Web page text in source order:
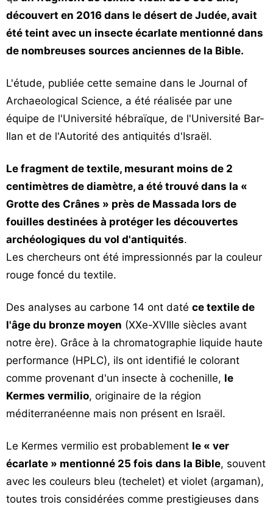
Vos
chroniques
Les
adresses
découvert en 2016 dans le désert de Judée, avait
été teint avec un insecte écarlate mentionné dans
de nombreuses sources anciennes de la Bible.
L'étude, publiée cette semaine dans le Journal of
Archaeological Science, a été réalisée par une
équipe de l'Université hébraïque, de l'Université Bar-
Ilan et de l'Autorité des antiquités d'Israël.
Le fragment de textile, mesurant moins de 2
centimètres de diamètre, a été trouvé dans la «
Grotte des Crânes » près de Massada lors de
fouilles destinées à protéger les découvertes
archéologiques du vol d'antiquités.
Les chercheurs ont été impressionnés par la couleur
rouge foncé du textile.
Des analyses au carbone 14 ont daté ce textile de
l'âge du bronze moyen (XXe-XVIIIe siècles avant
notre ère). Grâce à la chromatographie liquide haute
performance (HPLC), ils ont identifié le colorant
comme provenant d'un insecte à cochenille, le
Kermes vermilio, originaire de la région
méditerranéenne mais non présent en Israël.
Le Kermes vermilio est probablement le « ver
écarlate » mentionné 25 fois dans la Bible, souvent
avec les couleurs bleu (techelet) et violet (argaman),
toutes trois considérées comme prestigieuses dans